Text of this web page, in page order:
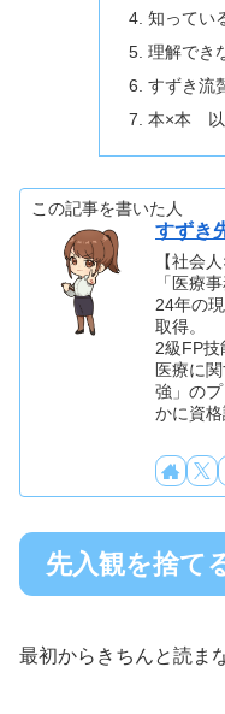
知ってい
理解でき
すずき流
本×本 以
この記事を書いた人
すずき
【社会
「医療
24年の
取得。
2級FP技
医療に
強」の
かに資格
先入観を捨て
最初からきちんと読ま